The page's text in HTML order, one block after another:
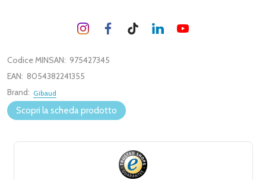
Codice MINSAN: 975427345
EAN: 8054382241355
Brand: Gibaud
Scopri la scheda prodotto